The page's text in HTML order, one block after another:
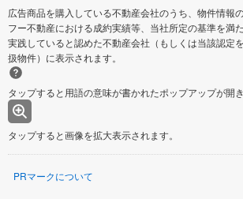
広告商品を購入している不動産会社のうち、物件情報
フー不動産における成約実績等、当社所定の基準を満
実践していると認めた不動産会社（もしくは当該認定
扱物件）に表示されます。
タップすると用語の意味が書かれたポップアップが開き
タップすると画像を拡大表示されます。
PRマークについて